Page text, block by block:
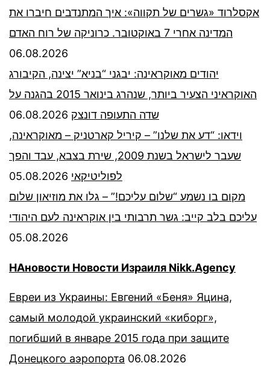
אקסלרוד «גשרים של תקווה»: איך המתנדבים חיברו את
המדינה אחרי 7 באוקטובר. כרוניקה של רוח האדם
06.08.2026
יהודים מאוקראינה: יבגני “בניא” יצינה, הקיבורג
האוקראיני הצעיר ביותר, שנהרג בינואר 2015 בהגנה על
שדה התעופה דונצק 06.08.2026
וידאו: “דע את שלנו” – קיריל קארטניק – מאוקראינה,
שעבר לישראל בשנת 2009, שירת בצבא, עבד והפך
לפוליטיקאי 05.08.2026
מקום בו נשמע “שלום עליכם!” – גלו את מוזיאון שלום
עליכם בלב קייב: גשר תרבותי בין אוקראינה לעם היהודי
05.08.2026
НАновости Новости Израиля Nikk.Agency
Евреи из Украины: Евгений «Беня» Яцина,
самый молодой украинский «киборг»,
погибший в январе 2015 года при защите
Донецкого аэропорта 06.08.2026